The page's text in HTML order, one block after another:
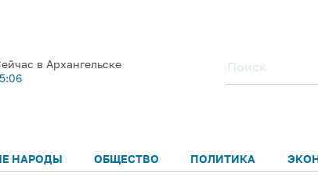
в Архангельске
НАРОДЫ ОБЩЕСТВО ПОЛИТИКА